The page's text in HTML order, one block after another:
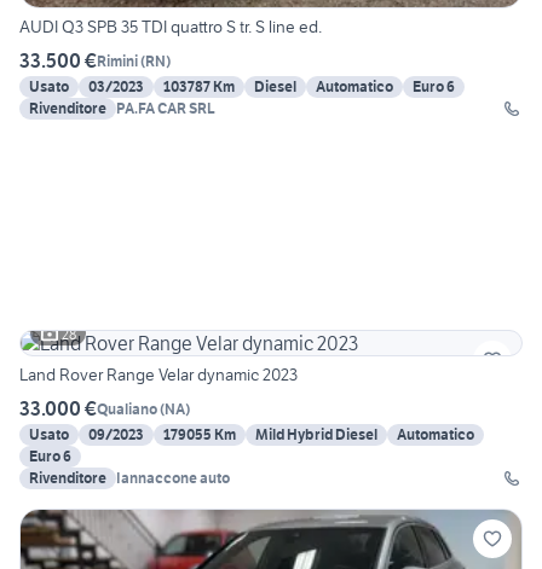
AUDI Q3 SPB 35 TDI quattro S tr. S line ed.
33.500 €Rimini(RN)
Usato
03/2023 103787 Km Diesel Automatico
Euro 6
Rivenditore PA.FA CAR SRL
28
Land Rover Range Velar dynamic 2023
33.000 €Qualiano(NA)
Usato
09/2023 179055 Km Mild Hybrid Diesel
Automatico
Euro 6
Rivenditore Iannaccone auto